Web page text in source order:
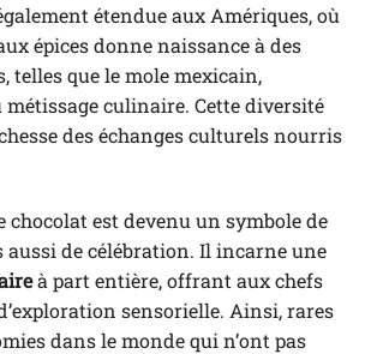
étendue aux Amériques, où
épices donne naissance à des
telles que le mole mexicain,
culinaire. Cette diversité
des échanges culturels nourris
chocolat est devenu un symbole de
de célébration. Il incarne une
à part entière, offrant aux chefs
sensorielle. Ainsi, rares
dans le monde qui n’ont pas